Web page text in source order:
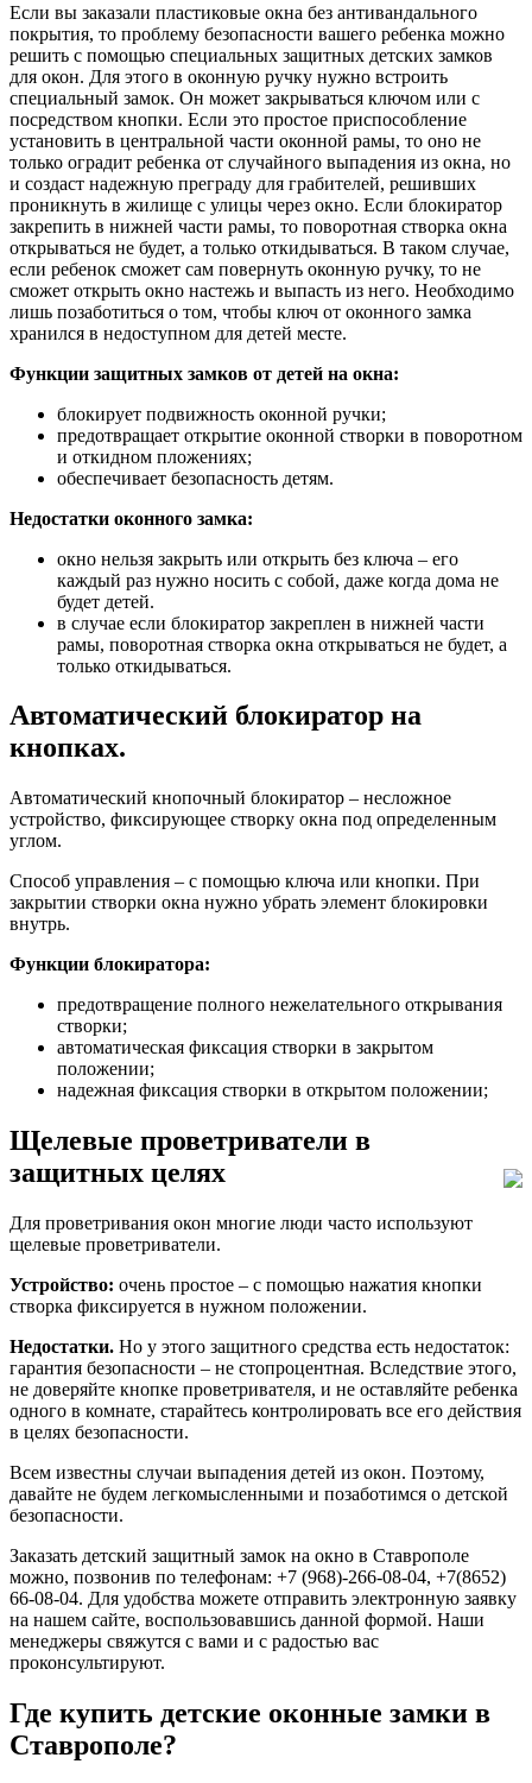
Если вы заказали пластиковые окна без антивандального
покрытия, то проблему безопасности вашего ребенка можно
решить с помощью специальных защитных детских замков
для окон. Для этого в оконную ручку нужно встроить
специальный замок. Он может закрываться ключом или с
посредством кнопки. Если это простое приспособление
установить в центральной части оконной рамы, то оно не
только оградит ребенка от случайного выпадения из окна, но
и создаст надежную преграду для грабителей, решивших
проникнуть в жилище с улицы через окно. Если блокиратор
закрепить в нижней части рамы, то поворотная створка окна
открываться не будет, а только откидываться. В таком случае,
если ребенок сможет сам повернуть оконную ручку, то не
сможет открыть окно настежь и выпасть из него. Необходимо
лишь позаботиться о том, чтобы ключ от оконного замка
хранился в недоступном для детей месте.
Функции защитных замков от детей на окна:
блокирует подвижность оконной ручки;
предотвращает открытие оконной створки в поворотном
и откидном пложениях;
обеспечивает безопасность детям.
Недостатки оконного замка:
окно нельзя закрыть или открыть без ключа – его
каждый раз нужно носить с собой, даже когда дома не
будет детей.
в случае если блокиратор закреплен в нижней части
рамы, поворотная створка окна открываться не будет, а
только откидываться.
Автоматический блокиратор на
кнопках.
Автоматический кнопочный блокиратор – несложное
устройство, фиксирующее створку окна под определенным
углом.
Способ управления – с помощью ключа или кнопки. При
закрытии створки окна нужно убрать элемент блокировки
внутрь.
Функции блокиратора:
предотвращение полного нежелательного открывания
створки;
автоматическая фиксация створки в закрытом
положении;
надежная фиксация створки в открытом положении;
Щелевые проветриватели в
защитных целях
Для проветривания окон многие люди часто используют
щелевые проветриватели.
Устройство: очень простое – с помощью нажатия кнопки
створка фиксируется в нужном положении.
Недостатки. Но у этого защитного средства есть недостаток:
гарантия безопасности – не стопроцентная. Вследствие этого,
не доверяйте кнопке проветривателя, и не оставляйте ребенка
одного в комнате, старайтесь контролировать все его действия
в целях безопасности.
Всем известны случаи выпадения детей из окон. Поэтому,
давайте не будем легкомысленными и позаботимся о детской
безопасности.
Заказать детский защитный замок на окно в Ставрополе
можно, позвонив по телефонам: +7 (968)-266-08-04, +7(8652)
66-08-04. Для удобства можете отправить электронную заявку
на нашем сайте, воспользовавшись данной формой. Наши
менеджеры свяжутся с вами и с радостью вас
проконсультируют.
Где купить детские оконные замки в
Ставрополе?